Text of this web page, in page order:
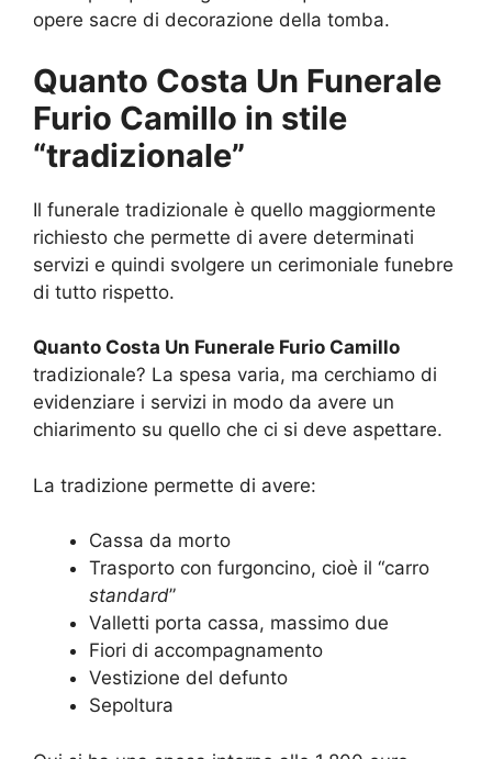
opere sacre di decorazione della tomba.
Quanto Costa Un Funerale
Furio Camillo in stile
“tradizionale”
Il funerale tradizionale è quello maggiormente
richiesto che permette di avere determinati
servizi e quindi svolgere un cerimoniale funebre
di tutto rispetto.
Quanto Costa Un Funerale Furio Camillo
tradizionale? La spesa varia, ma cerchiamo di
evidenziare i servizi in modo da avere un
chiarimento su quello che ci si deve aspettare.
La tradizione permette di avere:
Cassa da morto
Trasporto con furgoncino, cioè il “carro
standard”
Valletti porta cassa, massimo due
Fiori di accompagnamento
Vestizione del defunto
Sepoltura